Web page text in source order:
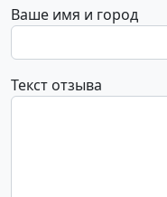
Ваше имя и город
Текст отзыва